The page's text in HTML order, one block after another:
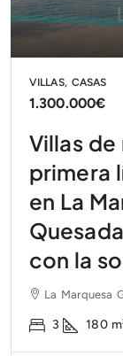
VILLAS, CASAS
1.300.000€
Villas
primera
en La
con la
La Marquesa
3 180